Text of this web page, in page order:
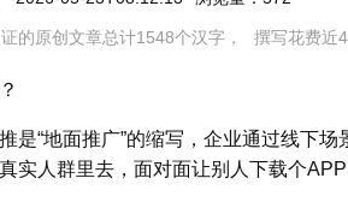
的原创文章总计1548个汉字， 撰写花费近
是“地面推广”的缩写，企业通过线下
实人群里去，面对面让别人下载个